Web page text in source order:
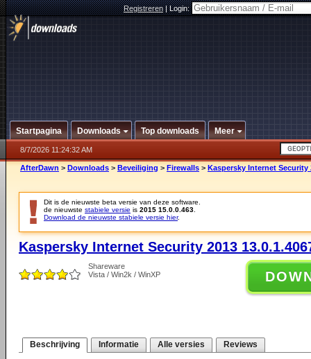
Registreren|Login:
Startpagina Downloads Top downloads Meer
8/7/2026 11:24:32 AM
AfterDawn > Downloads > Beveiliging > Firewalls > Kaspersky Internet Security
Dit is de nieuwste beta versie van deze software.
de nieuwste stabiele versie is 2015 15.0.0.463
Download de nieuwste stabiele versie hier.
Kaspersky Internet Security 2013
Shareware
Vista / Win2k / WinXP
Beschrijving Informatie Alle versies Reviews